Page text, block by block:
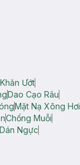
Ướt
Dao Cạo Râu
Mặt Nạ Xông Hơi
Chống Muỗi
Ngực